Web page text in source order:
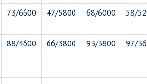
73/6600 47/5800 68/6000 58/
88/4600 66/3800 93/3800 97/